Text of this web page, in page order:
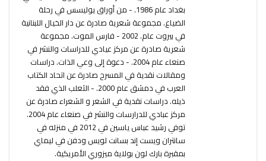
بغداد عام 1986. - من أوراق يوليسس في رحلة
الضياع. مجموعة شعرية صادرة عن دار الخيال اللبنانية
في بيروت عام. 2002 - فارس الموت. مجموعة
شعرية صادرة عن مركز عيادي للدراسات والنشر في
صنعاء عام 2004. - دعوة إلى وعي الذات. دراسات
ومقالات نقدية في المسرح صادرة عن اتحاد الكتاب
العرب في دمشق عام 2000. - الثعلب الذي فقد
ذيله. دراسات نقدية في الشعر و الشعراء صادرة عن
مركز عبادي للدرارسات والنشر في صنعاء عام 2004.
توفي رشيد عباس ياسين في 2012 في منزله في
سانتران ويست إند بسانت لويس ودفن في ليماي
بمقبرة بارك لون بولاية ميزوري الأمريكية.